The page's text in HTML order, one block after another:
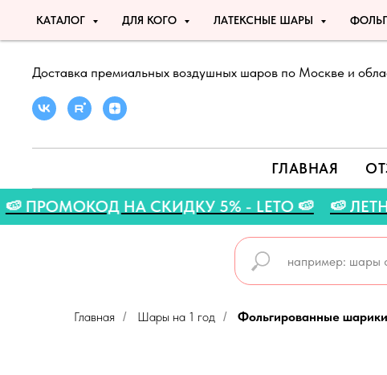
КАТАЛОГ ДЛЯ КОГО ЛАТЕКСНЫЕ ШАРЫ
Доставка премиальных воздушных шаров по Москве и
ГЛАВНАЯ
🍉 🍉 ПРОМОКОД НА СКИДКУ 5% - LETO 🍉
Главная / Шары на 1 год / Фольгированные